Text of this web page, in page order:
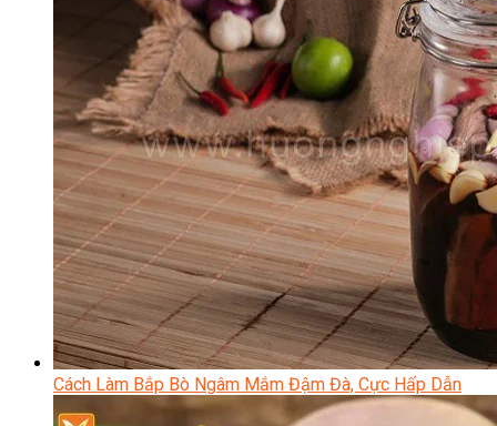
Cách Làm Bắp Bò Ngâm Mắm Đậm Đà, Cực Hấp Dẫn